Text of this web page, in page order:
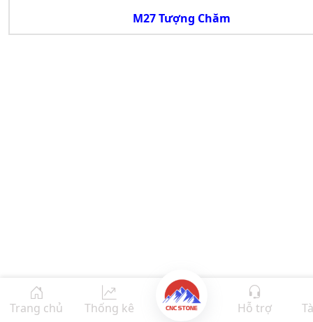
M27 Tượng Chăm
Trang chủ Thống kê Hỗ trợ